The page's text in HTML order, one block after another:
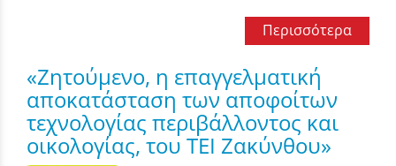
Περισσότερα
«Ζητούμενο, η επαγγελματική
αποκατάσταση των αποφοίτων
τεχνολογίας περιβάλλοντος και
οικολογίας, του ΤΕΙ Ζακύνθου»